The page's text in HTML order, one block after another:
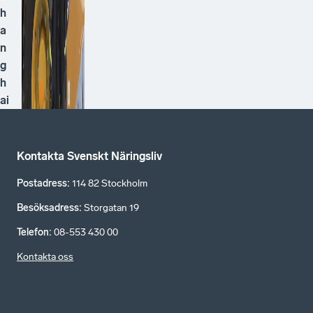
h
a
n
g
h
ai
Kontakta Svenskt Näringsliv
Postadress: 114 82 Stockholm
Besöksadress: Storgatan 19
Telefon: 08-553 430 00
Kontakta oss